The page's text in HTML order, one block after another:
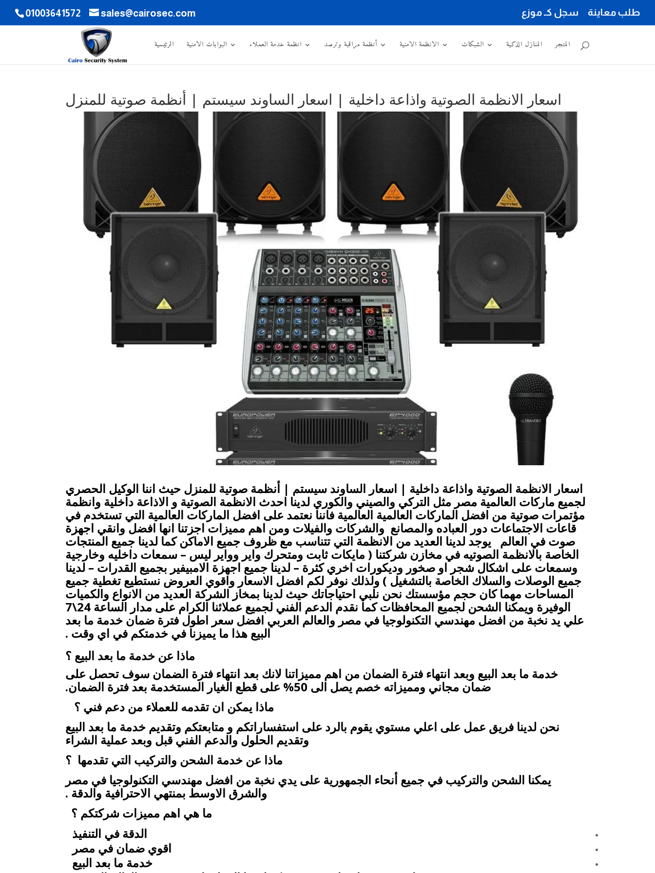
01003641572 sales@cairosec.com سجل كـ موزع طلب معاينة
الرئيسية البوابات الامنية انظمة خدمة العملاء أنظمة مراقبة وترصد الانظمة الامنية الشبكات المنازل الذكية المتجر
اسعار الانظمة الصوتية واذاعة داخلية | اسعار الساوند سيستم | أنظمة صوتية للمنزل
اسعار الانظمة الصوتية واذاعة داخلية | اسعار الساوند سيستم | أنظمة صوتية للمنزل حيث اننا الوكيل الحصري
لجميع ماركات العالمية مصر مثل التركي والصيني والكوري لدينا احدث الانظمة الصوتية و الاذاعة داخلية وانظمة
مؤتمرات صوتية من افضل الماركات العالمية العالمية فاننا نعتمد على افضل الماركات العالمية التي تستخدم في
قاعات الاجتماعات دور العباده والمصانع والشركات والفيلات ومن اهم مميزات اجزتنا انها افضل وانقي اجهزة
صوت في العالم يوجد لدينا العديد من الانظمة التي تتناسب مع ظروف جميع الاماكن كما لدينا جميع المنتجات
الخاصة بالانظمة الصوتيه في مخازن شركتنا ( مايكات ثابت ومتحرك واير وواير ليس – سمعات داخليه وخارجية
وسمعات على اشكال شجر او صخور وديكورات اخري كثرة – لدينا جميع اجهزة الامبيفير بجميع القدرات – لدينا
جميع الوصلات والسلاك الخاصة بالتشغيل ) ولذلك نوفر لكم افضل الاسعار واقوي العروض نستطيع تغطية جميع
المساحات مهما كان حجم مؤسستك نحن نلبي احتياجاتك حيث لدينا بمخاز الشركة العديد من الانواع والكميات
الوفيرة ويمكنا الشحن لجميع المحافظات كما نقدم الدعم الفني لجميع عملائنا الكرام على مدار الساعة 24\7
علي يد نخبة من افضل مهندسي التكنولوجيا في مصر والعالم العربي افضل سعر اطول فترة ضمان خدمة ما بعد
البيع هذا ما يميزنا في خدمتكم في اي وقت .
ماذا عن خدمة ما بعد البيع ؟
خدمة ما بعد البيع وبعد انتهاء فترة الضمان من اهم مميزاتنا لانك بعد انتهاء فترة الضمان سوف تحصل على
ضمان مجاني ومميزاته خصم يصل الى 50% على قطع الغيار المستخدمة بعد فترة الضمان.
ماذا يمكن ان تقدمه للعملاء من دعم فني ؟
نحن لدينا فريق عمل على اعلي مستوي يقوم بالرد على استفساراتكم و متابعتكم وتقديم خدمة ما بعد البيع
وتقديم الحلول والدعم الفني قبل وبعد عملية الشراء
ماذا عن خدمة الشحن والتركيب التي تقدمها ؟
يمكنا الشحن والتركيب في جميع أنحاء الجمهورية على يدي نخبة من افضل مهندسي التكنولوجيا في مصر
والشرق الاوسط بمنتهي الاحترافية والدقة .
ما هي اهم مميزات شركتكم ؟
الدقة في التنفيذ
اقوي ضمان في مصر
خدمة ما بعد البيع